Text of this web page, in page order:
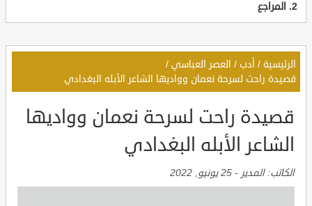
المراجع
الرئيسية / أدب / العصر العباسي /
قصيدة راحت لسرحة نعمان وواديها الشاعر الأبله البغدادي
قصيدة راحت لسرحة نعمان وواديها
الشاعر الأبله البغدادي
الكاتب:المدير - 25 يونيو, 2022